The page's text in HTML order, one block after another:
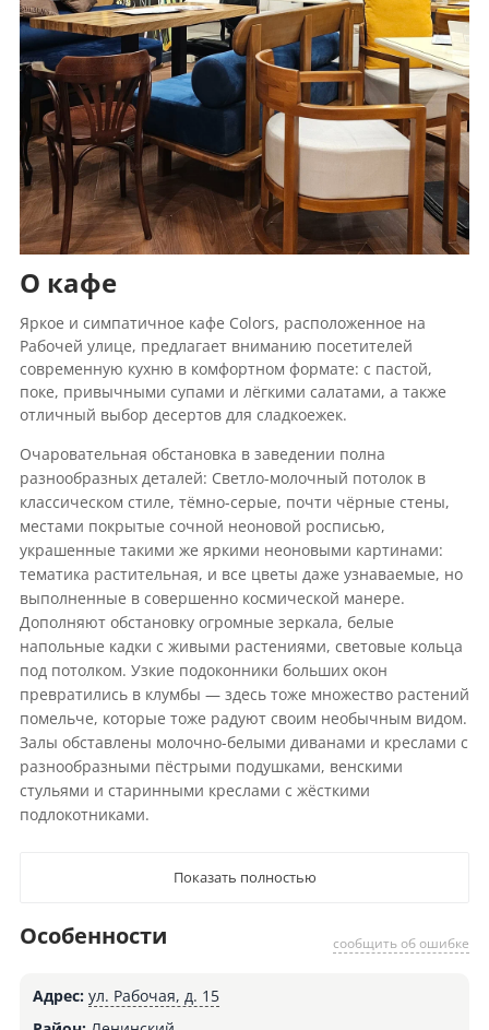
О кафе
Яркое и симпатичное кафе Colors, расположенное на
Рабочей улице, предлагает вниманию посетителей
современную кухню в комфортном формате: с пастой,
поке, привычными супами и лёгкими салатами, а также
отличный выбор десертов для сладкоежек.
Очаровательная обстановка в заведении полна
разнообразных деталей: Светло-молочный потолок в
классическом стиле, тёмно-серые, почти чёрные стены,
местами покрытые сочной неоновой росписью,
украшенные такими же яркими неоновыми картинами:
тематика растительная, и все цветы даже узнаваемые, но
выполненные в совершенно космической манере.
Дополняют обстановку огромные зеркала, белые
напольные кадки с живыми растениями, световые кольца
под потолком. Узкие подоконники больших окон
превратились в клумбы — здесь тоже множество растений
помельче, которые тоже радуют своим необычным видом.
Залы обставлены молочно-белыми диванами и креслами с
разнообразными пёстрыми подушками, венскими
стульями и старинными креслами с жёсткими
подлокотниками.
Показать полностью
сообщить об ошибке
Особенности
Адрес: ул. Рабочая, д. 15